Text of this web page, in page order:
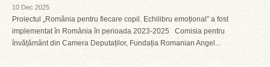
10 Dec 2025
Proiectul „România pentru fiecare copil. Echilibru emoțional” a fost
implementat în România în perioada 2023-2025 Comisia pentru
învățământ din Camera Deputaților, Fundația Romanian Angel...